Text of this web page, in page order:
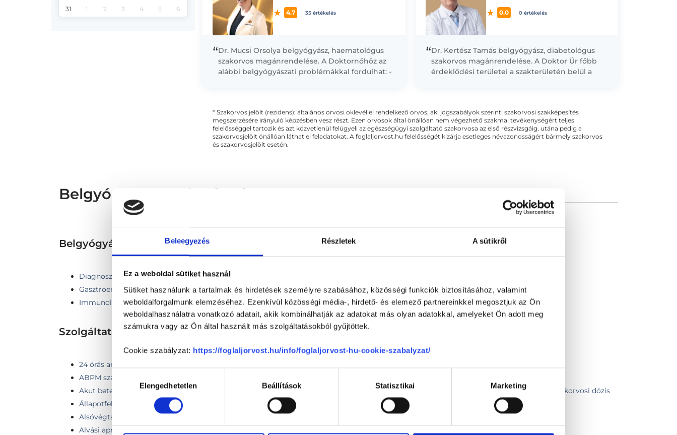
Beleegyezés Részletek A sütikről
Ez a weboldal sütiket használ
Sütiket használunk a tartalmak és hirdetések személyre szabásához, közösségi funkciók biztosításához, valamint
weboldalforgalmunk elemzéséhez. Ezenkívül közösségi média-, hirdető- és elemező partnereinkkel megosztjuk az Ön
weboldalhasználatra vonatkozó adatait, akik kombinálhatják az adatokat más olyan adatokkal, amelyeket Ön adott meg
számukra vagy az Ön által használt más szolgáltatásokból gyűjtöttek.
Cookie szabályzat: https://foglaljorvost.hu/info/foglaljorvost-hu-cookie-szabalyzat/
kiválasztásaElengedhetetlen Beállítások Statisztikai Marketing
31 1 2 3 4 5 6 4.7 35 értékelés
“Dr. Mucsi Orsolya belgyógyász, haematológus
szakorvos magánrendelése. A Doktornőhöz az
alábbi belgyógyászati problémákkal fordulhat: -
0.0 0 értékelés
“Dr. Kertész Tamás belgyógyász, diabetológus
szakorvos magánrendelése. A Doktor Úr főbb
érdeklődési területei a szakterületén belül a
* Szakorvos jelölt (rezidens): általános orvosi oklevéllel rendelkező orvos, aki jogszabályok szerinti szakorvosi szakképesítés
megszerzésére irányuló képzésben vesz részt. Ezen orvosok által önállóan nem végezhető szakmai tevékenységért teljes
felelősséggel tartozik és azt közvetlenül felügyeli az egészségügyi szolgáltató szakorvosa az első részvizsgáig, utána pedig a
szakorvosjelölt önállóan láthat el feladatokat. A foglaljorvost.hu felelősségét kizárja esetleges névazonosságért bármely szakorvos
és szakorvosjelölt esetén.
Belgyógyász - Belgyógyászat
Belgyógyászat TERÜLETHEZ KAPCSOLÓDÓ SZAKTERÜLETEK
Diagnosztika
Gasztroenterológia
Immunológia
Oltások, védőoltások
Szolgáltatások
24 órás ambuláns vérnyomás monitorozás (ABPM)
ABPM szakorvosi kiértékeléssel
Akut betegségek kezelése
Állapotfelmérés
Alsóvégtagi Doppler ultrahang - két végtag
Alvási apnoe monitorozás
INR beállítás szakorvos által (10 alkalmas INR vérvétel, szakorvosi dózis
beállítás távkonzultációval)
Intramusculáris injekció beadása
Intravénás injekció beadása